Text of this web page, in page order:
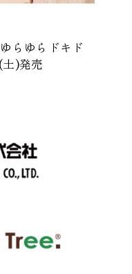
らゆらドキド
)発売